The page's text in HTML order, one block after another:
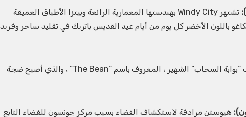
تشتهر Windy City بهندستها المعمارية الرائعة وبيتزا الأطباق العميقة
باللون الأخضر كل يوم من أيام عيد القديس باتريك في تقليد ساحر وفريد
حديقة الألفية في شيكاغو مزينة بنحت “بوابة السحاب” الشهير ، المعروف باسم “The Bean” ، والذي أصبح ضجة
هيوستن مرادفة لاستكشاف الفضاء بسبب مركز جونسون للفضاء التابع